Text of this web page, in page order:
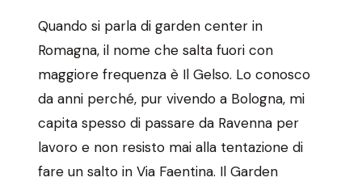
Quando si parla di garden center in
Romagna, il nome che salta fuori con
maggiore frequenza è Il Gelso. Lo conosco
da anni perché, pur vivendo a Bologna, mi
capita spesso di passare da Ravenna per
lavoro e non resisto mai alla tentazione di
fare un salto in Via Faentina. Il Garden